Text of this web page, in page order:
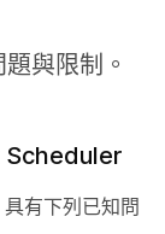
與限制。
有下列已知問